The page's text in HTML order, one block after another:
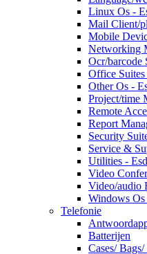
Linux Os -
Mail Client/
Mobile
Networking
Ocr/barcode
Office Suites
Other Os -
Project/time
Remote
Report
Security
Service &
Utilities - Esd
Video
Video/audio
Windows Os
Telefonie
Batterijen
Cases/